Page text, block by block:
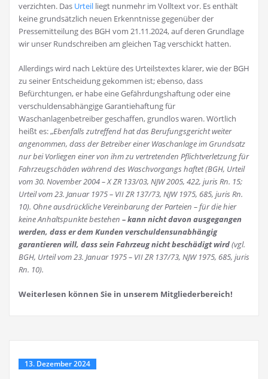
verzichten. Das Urteil liegt nunmehr im Volltext vor. Es enthält
keine grundsätzlich neuen Erkenntnisse gegenüber der
Pressemitteilung des BGH vom 21.11.2024, auf deren Grundlage
wir unser Rundschreiben am gleichen Tag verschickt hatten.
Allerdings wird nach Lektüre des Urteilstextes klarer, wie der BGH
zu seiner Entscheidung gekommen ist; ebenso, dass
Befürchtungen, er habe eine Gefährdungshaftung oder eine
verschuldensabhängige Garantiehaftung für
Waschanlagenbetreiber geschaffen, grundlos waren. Wörtlich
heißt es: „Ebenfalls zutreffend hat das Berufungsgericht weiter
angenommen, dass der Betreiber einer Waschanlage im Grundsatz
nur bei Vorliegen einer von ihm zu vertretenden Pflichtverletzung für
Fahrzeugschäden während des Waschvorgangs haftet (BGH, Urteil
vom 30. November 2004 – X ZR 133/03, NJW 2005, 422, juris Rn. 15;
Urteil vom 23. Januar 1975 – VII ZR 137/73, NJW 1975, 685, juris Rn.
10). Ohne ausdrückliche Vereinbarung der Parteien – für die hier
keine Anhaltspunkte bestehen – kann nicht davon ausgegangen
werden, dass er dem Kunden verschuldensunabhängig
garantieren will, dass sein Fahrzeug nicht beschädigt wird(vgl.
BGH, Urteil vom 23. Januar 1975 – VII ZR 137/73, NJW 1975, 685, juris
Rn. 10).
Weiterlesen können Sie in unserem Mitgliederbereich!
13. Dezember 2024